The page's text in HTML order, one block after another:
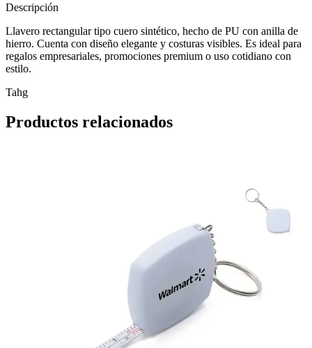
Descripción
Llavero rectangular tipo cuero sintético, hecho de PU con anilla de
hierro. Cuenta con diseño elegante y costuras visibles. Es ideal para
regalos empresariales, promociones premium o uso cotidiano con
estilo.
Tahg
Productos relacionados